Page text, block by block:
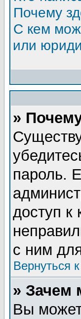
Почему
С кем
или
»
пароль.
доступ к
с ним
Вернуться
» Зачем
Вы